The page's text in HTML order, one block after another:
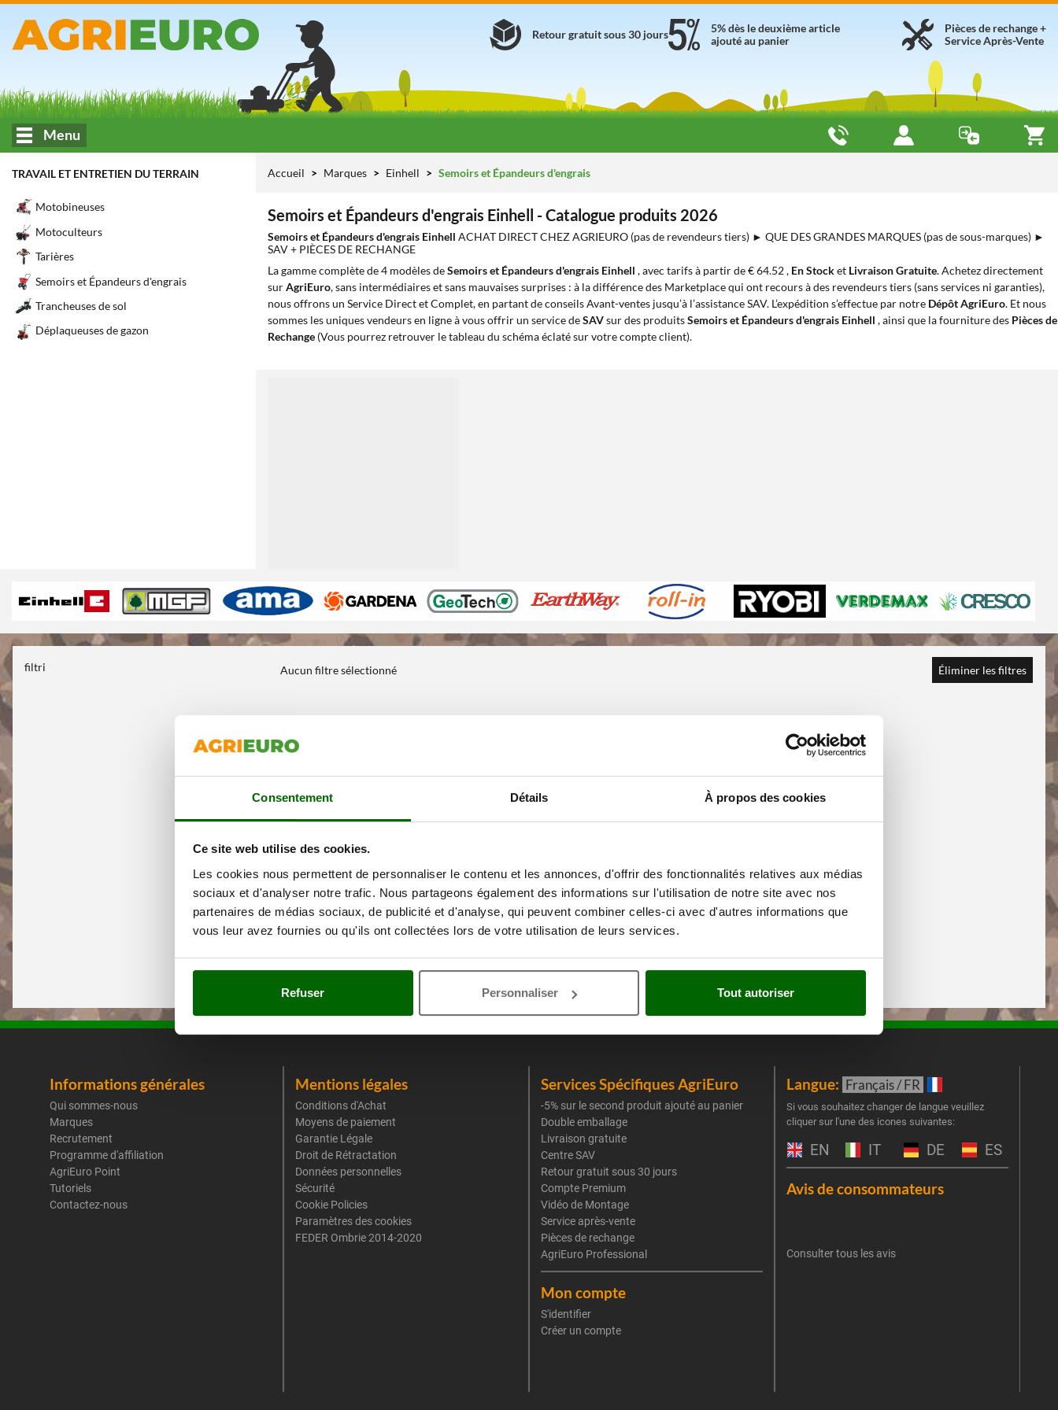
Consentement Détails À propos des cookies
Ce site web utilise des cookies.
Les cookies nous permettent de personnaliser le contenu et les annonces, d'offrir des fonctionnalités relatives aux médias
sociaux et d'analyser notre trafic. Nous partageons également des informations sur l'utilisation de notre site avec nos
partenaires de médias sociaux, de publicité et d'analyse, qui peuvent combiner celles-ci avec d'autres informations que
vous leur avez fournies ou qu'ils ont collectées lors de votre utilisation de leurs services.
Refuser Personnaliser Tout autoriser
Pièces de rechange +
Service Après-Vente
5% dès le deuxième article
ajouté au panier
Retour gratuit sous 30 jours
Menu
TRAVAIL ET ENTRETIEN DU TERRAIN
Motobineuses
Motoculteurs
Tarières
Semoirs et Épandeurs d'engrais
Trancheuses de sol
Déplaqueuses de gazon
Accueil Marques Einhell Semoirs et Épandeurs d'engrais
Semoirs et Épandeurs d'engrais Einhell - Catalogue produits 2026
Semoirs et Épandeurs d'engrais Einhell ACHAT DIRECT CHEZ AGRIEURO (pas de revendeurs tiers) ► QUE DES GRANDES MARQUES (pas de sous-marques) ►
SAV + PIÈCES DE RECHANGE
La gamme complète de 4 modèles deSemoirs et Épandeurs d'engrais Einhell , avec tarifs à partir de € 64.52 , En Stocket Livraison Gratuite. Achetez directement
surAgriEuro, sans intermédiaires et sans mauvaises surprises : à la différence des Marketplace qui ont recours à des revendeurs tiers (sans services ni garanties),
nous offrons un Service Direct et Complet, en partant de conseils Avant-ventes jusqu’à l’assistance SAV. L’expédition s’effectue par notre Dépôt AgriEuro. Et nous
sommes les uniques vendeurs en ligne à vous offrir un service deSAVsur des produitsSemoirs et Épandeurs d'engrais Einhell , ainsi que la fourniture des Pièces de
Rechange (Vous pourrez retrouver le tableau du schéma éclaté sur votre compte client).
filtri Aucun filtre sélectionné Éliminer les filtres
Informations générales
Qui sommes-nous
Marques
Recrutement
Programme d'affiliation
AgriEuro Point
Tutoriels
Contactez-nous
Mentions légales
Conditions d'Achat
Moyens de paiement
Garantie Légale
Droit de Rétractation
Données personnelles
Sécurité
Cookie Policies
Paramètres des cookies
FEDER Ombrie 2014-2020
Services Spécifiques AgriEuro
-5% sur le second produit ajouté au panier
Double emballage
Livraison gratuite
Centre SAV
Retour gratuit sous 30 jours
Compte Premium
Vidéo de Montage
Service après-vente
Pièces de rechange
AgriEuro Professional
Mon compte
S'identifier
Créer un compte
Langue: Français / FR
Si vous souhaitez changer de langue veuillez
cliquer sur l'une des icones suivantes:
EN IT DE ES
Avis de consommateurs
Consulter tous les avis